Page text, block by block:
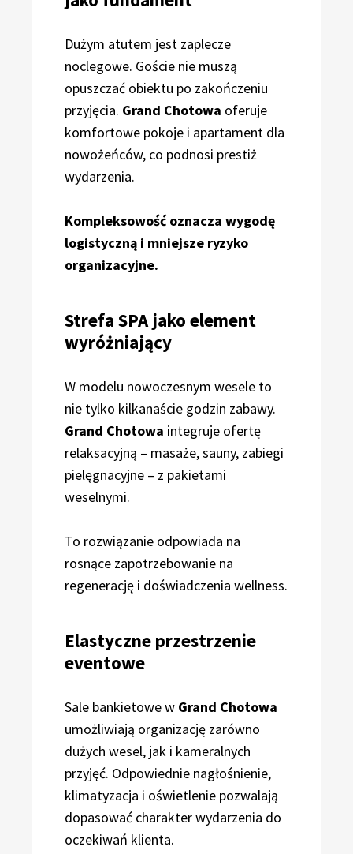
Dużym atutem jest zaplecze
noclegowe. Goście nie muszą
opuszczać obiektu po zakończeniu
przyjęcia. Grand Chotowa oferuje
komfortowe pokoje i apartament dla
nowożeńców, co podnosi prestiż
wydarzenia.
Kompleksowość oznacza wygodę
logistyczną i mniejsze ryzyko
organizacyjne.
Strefa SPA jako element
wyróżniający
W modelu nowoczesnym wesele to
nie tylko kilkanaście godzin zabawy.
Grand Chotowa integruje ofertę
relaksacyjną – masaże, sauny, zabiegi
pielęgnacyjne – z pakietami
weselnymi.
To rozwiązanie odpowiada na
rosnące zapotrzebowanie na
regenerację i doświadczenia wellness.
Elastyczne przestrzenie
eventowe
Sale bankietowe w Grand Chotowa
umożliwiają organizację zarówno
dużych wesel, jak i kameralnych
przyjęć. Odpowiednie nagłośnienie,
klimatyzacja i oświetlenie pozwalają
dopasować charakter wydarzenia do
oczekiwań klienta.